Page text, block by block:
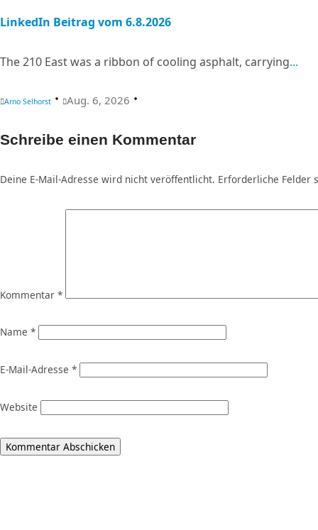
LinkedIn Beitrag vom 6.8.2026
The 210 East was a ribbon of cooling asphalt, carrying...
Arno Selhorst Aug. 6, 2026
Schreibe einen Kommentar
Deine E-Mail-Adresse wird nicht veröffentlicht. Erforderliche Felder
Kommentar *
Name *
E-Mail-Adresse *
Website